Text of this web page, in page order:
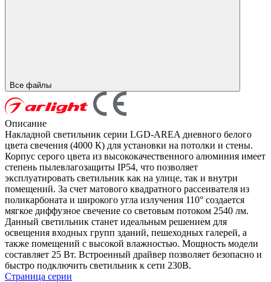
Все файлы
Описание
Накладной светильник серии LGD-AREA дневного белого
цвета свечения (4000 К) для установки на потолки и стены.
Корпус серого цвета из высококачественного алюминия имеет
степень пылевлагозащиты IP54, что позволяет
эксплуатировать светильник как на улице, так и внутри
помещений. За счет матового квадратного рассеивателя из
поликарбоната и широкого угла излучения 110° создается
мягкое диффузное свечение со световым потоком 2540 лм.
Данный светильник станет идеальным решением для
освещения входных групп зданий, пешеходных галерей, а
также помещений с высокой влажностью. Мощность модели
составляет 25 Вт. Встроенный драйвер позволяет безопасно и
быстро подключить светильник к сети 230В.
Страница серии